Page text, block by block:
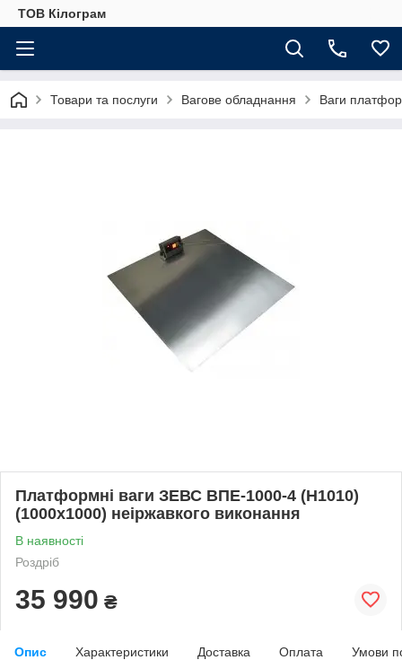
ТОВ Кілограм
Товари та послуги Вагове обладнання Ваги
Платформні ваги ЗЕВС ВПЕ-1000-4 (H1010)
(1000х1000) неіржавкого виконання
В наявності
Роздріб
35 990 ₴
Опис Характеристики Доставка Оплата Умови